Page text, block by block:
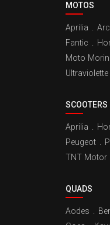
MOTOS
Aprilia
Fantic
Moto Morini
Ultraviolette
SCOOTERS
Aprilia
Peugeot
TNT Motor
QUADS
Aodes